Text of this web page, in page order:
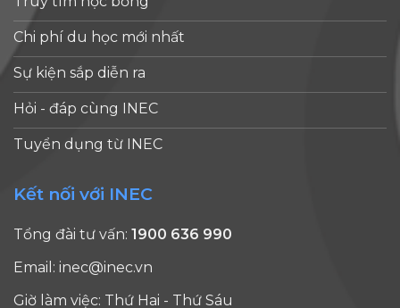
Chi phí du học mới nhất
Sự kiện sắp diễn ra
Hỏi - đáp cùng INEC
Tuyển dụng từ INEC
Kết nối với INEC
Tổng đài tư vấn: 1900 636 990
Email: inec@inec.vn
Giờ làm việc: Thứ Hai - Thứ Sáu